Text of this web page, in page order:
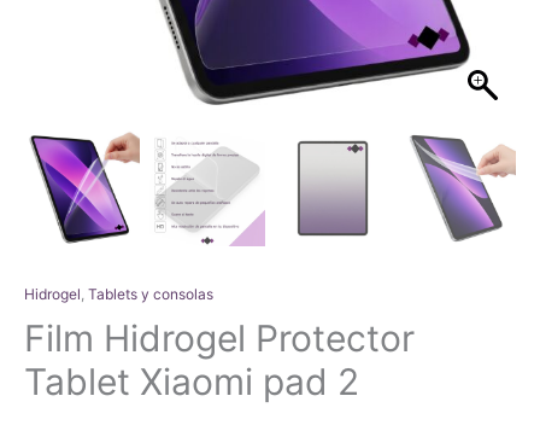
Hidrogel, Tablets y consolas
Film Hidrogel Protector
Tablet Xiaomi pad 2